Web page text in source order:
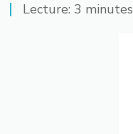
Lecture: 3 minutes